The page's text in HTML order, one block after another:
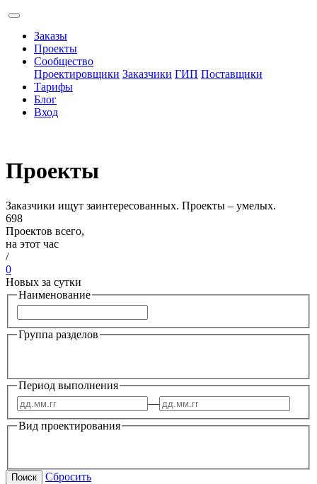
Заказы
Проекты
Сообщество
Проектировщики Заказчики ГИП Поставщики
Тарифы
Блог
Вход
Проекты
Заказчики ищут заинтересованных. Проекты – умелых.
698
Проектов всего,
на этот час
/
0
Новых за сутки
Наименование
Группа разделов
—
Период выполнения
Вид проектирования
Поиск
Сбросить